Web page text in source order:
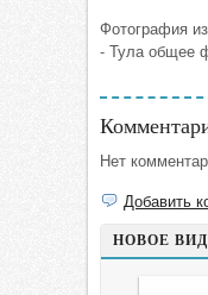
Фотография
- Тула общее
Нет
Добавить
НОВОЕ